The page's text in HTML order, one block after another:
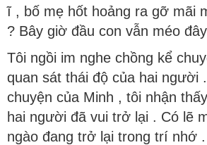
ĩ , bố mẹ hốt hoảng ra gỡ mãi
? Bây giờ đầu con vẫn méo
Tôi ngồi im nghe chồng kể
quan sát thái độ của hai người
chuyện của Minh , tôi nhận
hai người đã vui trở lại . Có lẽ
ngào đang trở lại trong trí nhớ